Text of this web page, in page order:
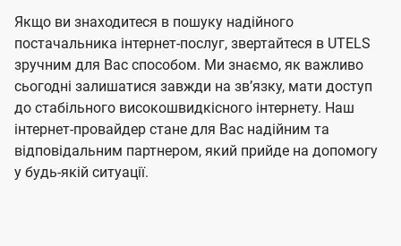
Якщо ви знаходитеся в пошуку надійного
постачальника інтернет-послуг, звертайтеся в UTELS
зручним для Вас способом. Ми знаємо, як важливо
сьогодні залишатися завжди на звʼязку, мати доступ
до стабільного високошвидкісного інтернету. Наш
інтернет-провайдер стане для Вас надійним та
відповідальним партнером, який прийде на допомогу
у будь-якій ситуації.